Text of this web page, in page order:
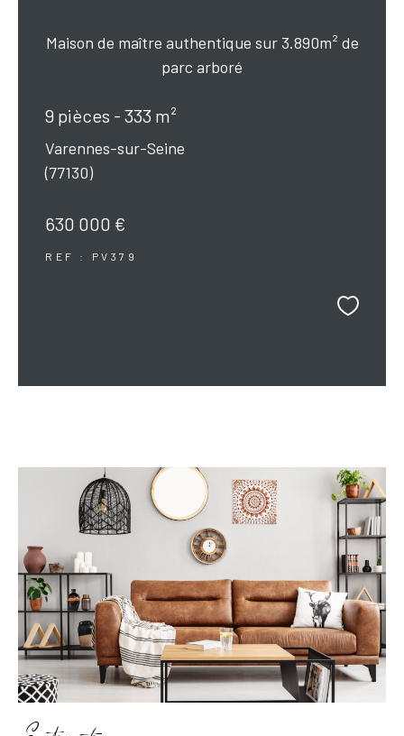
Maison de maître authentique sur 3.890m² de
parc arboré
9 pièces - 333 m²
Varennes-sur-Seine
(77130)
630 000 €
REF : PV379